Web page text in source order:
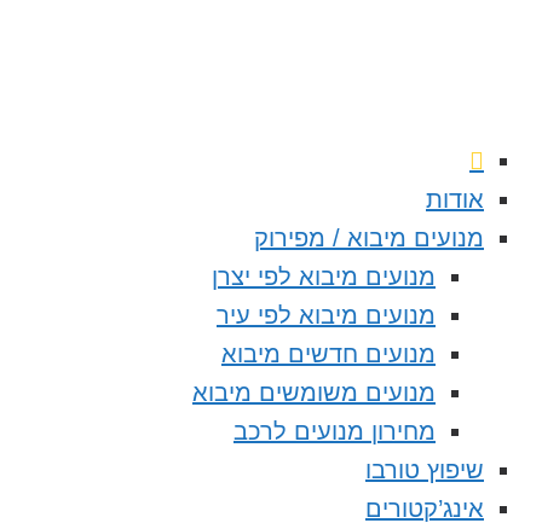
אודות
מנועים מיבוא / מפירוק
מנועים מיבוא לפי יצרן
מנועים מיבוא לפי עיר
מנועים חדשים מיבוא
מנועים משומשים מיבוא
מחירון מנועים לרכב
שיפוץ טורבו
אינג’קטורים